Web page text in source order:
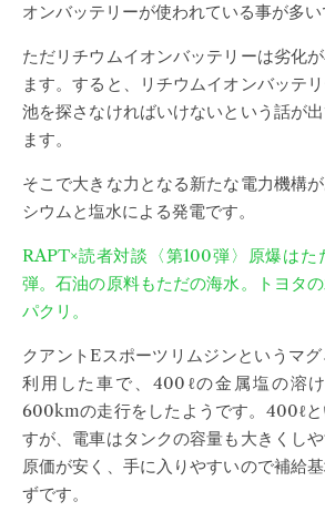
オンバッテリーが使われている事が多い
ただリチウムイオンバッテリーは劣化
ます。すると、リチウムイオンバッテ
池を探さなければいけないという話が
ます。
そこで大きな力となる新たな電力機構
シウムと塩水による発電です。
RAPT×読者対談〈第100弾〉原爆はた
弾。石油の原料もただの海水。トヨタ
パクリ。
クアントEスポーツリムジンというマ
利用した車で、400ℓの金属塩の溶
600kmの走行をしたようです。400ℓ
すが、電車はタンクの容量も大きくし
原価が安く、手に入りやすいので補給
ずです。